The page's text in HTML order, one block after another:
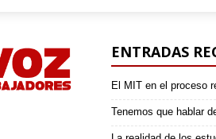
ENTRADAS
El MIT en el proceso
Tenemos que hablar